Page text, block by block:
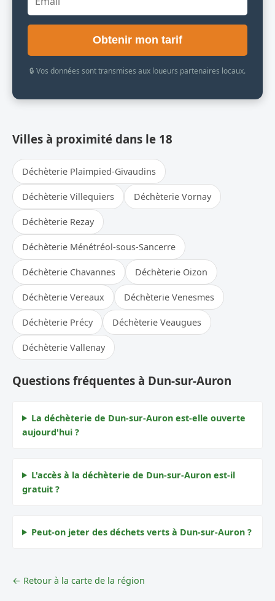
Obtenir mon tarif
🔒 Vos données sont transmises aux loueurs partenaires locaux.
Villes à proximité dans le 18
Déchèterie Plaimpied-Givaudins
Déchèterie Villequiers Déchèterie Vornay
Déchèterie Rezay
Déchèterie Ménétréol-sous-Sancerre
Déchèterie Chavannes Déchèterie Oizon
Déchèterie Vereaux Déchèterie Venesmes
Déchèterie Précy Déchèterie Veaugues
Déchèterie Vallenay
Questions fréquentes à Dun-sur-Auron
La déchèterie de Dun-sur-Auron est-elle ouverte
aujourd'hui ?
L'accès à la déchèterie de Dun-sur-Auron est-il
gratuit ?
Peut-on jeter des déchets verts à Dun-sur-Auron ?
← Retour à la carte de la région